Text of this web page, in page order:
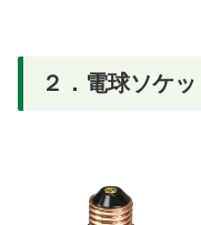
２．電球ソケ